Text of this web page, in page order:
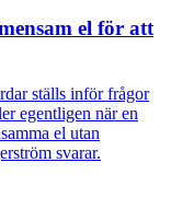
el för att
ställs inför frågor
egentligen när en
el utan
svarar.